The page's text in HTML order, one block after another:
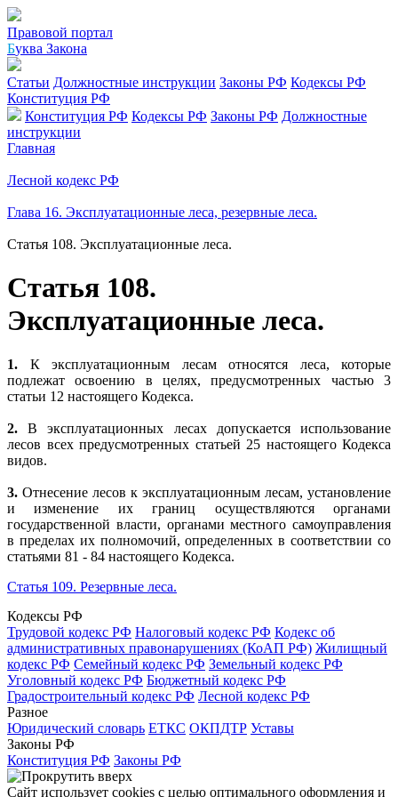
Правовой портал
Буква Закона
Статьи Должностные инструкции Законы РФ Кодексы РФ
Конституция РФ
Конституция РФ Кодексы РФ Законы РФ Должностные
инструкции
Главная
Лесной кодекс РФ
Глава 16. Эксплуатационные леса, резервные леса.
Статья 108. Эксплуатационные леса.
Статья 108.
Эксплуатационные леса.
1. К эксплуатационным лесам относятся леса, которые
подлежат освоению в целях, предусмотренных частью 3
статьи 12 настоящего Кодекса.
2.В эксплуатационных лесах допускается использование
лесов всех предусмотренных статьей 25 настоящего Кодекса
видов.
3. Отнесение лесов к эксплуатационным лесам, установление
и изменение их границ осуществляются органами
государственной власти, органами местного самоуправления
в пределах их полномочий, определенных в соответствии со
статьями 81 - 84 настоящего Кодекса.
Статья 109. Резервные леса.
Кодексы РФ
Трудовой кодекс РФ Налоговый кодекс РФ Кодекс об
административных правонарушениях (КоАП РФ) Жилищный
кодекс РФ Семейный кодекс РФ Земельный кодекс РФ
Уголовный кодекс РФ Бюджетный кодекс РФ
Градостроительный кодекс РФ Лесной кодекс РФ
Разное
Юридический словарь ЕТКС ОКПДТР Уставы
Законы РФ
Конституция РФ Законы РФ
Сайт использует cookies с целью оптимального оформления и